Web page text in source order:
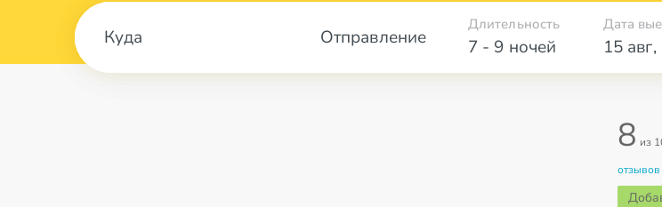
Отправление 7 - 9 ночей
Длительность Дата
15 авг,
8 из